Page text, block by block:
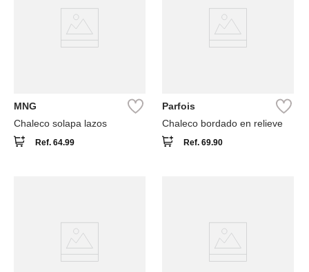
MNG
Chaleco solapa lazos
Ref. 64.99
Parfois
Chaleco bordado en relieve
Ref. 69.90